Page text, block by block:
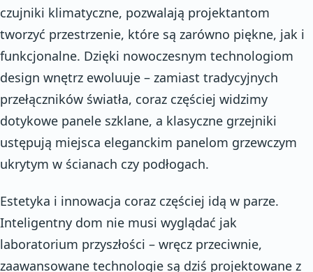
czujniki klimatyczne, pozwalają projektantom
tworzyć przestrzenie, które są zarówno piękne, jak i
funkcjonalne. Dzięki nowoczesnym technologiom
design wnętrz ewoluuje – zamiast tradycyjnych
przełączników światła, coraz częściej widzimy
dotykowe panele szklane, a klasyczne grzejniki
ustępują miejsca eleganckim panelom grzewczym
ukrytym w ścianach czy podłogach.
Estetyka i innowacja coraz częściej idą w parze.
Inteligentny dom nie musi wyglądać jak
laboratorium przyszłości – wręcz przeciwnie,
zaawansowane technologie są dziś projektowane z